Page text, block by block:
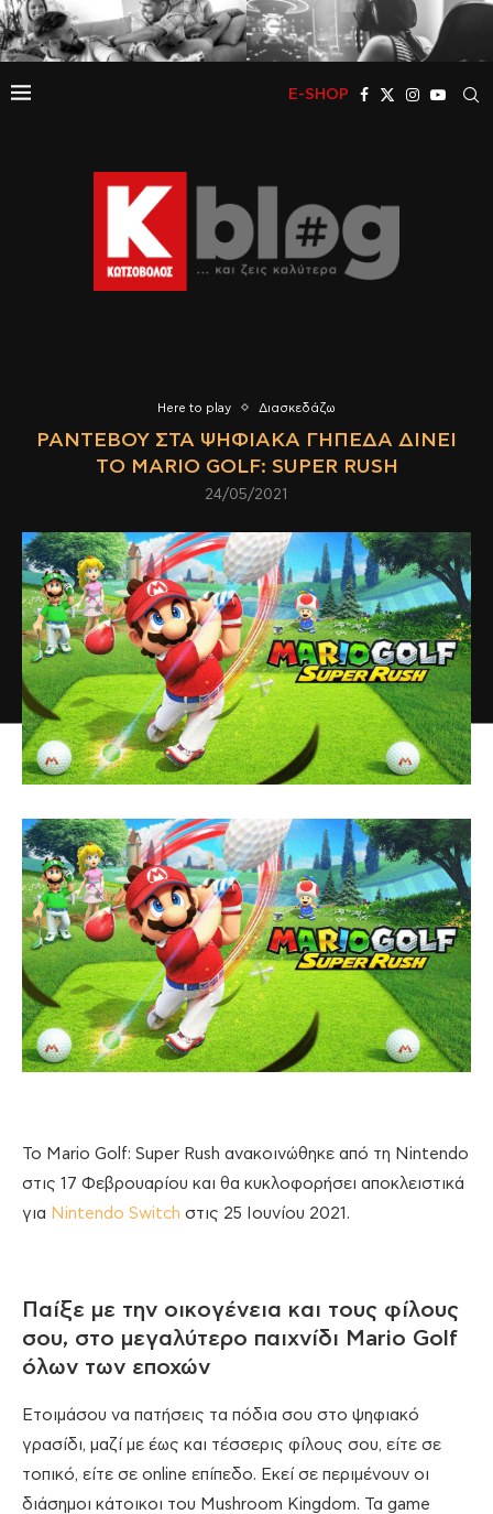
E-SHOP
Here to play Διασκεδάζω
ΡΑΝΤΕΒΟΎ ΣΤΑ ΨΗΦΙΑΚΆ ΓΉΠΕΔΑ ΔΊΝΕΙ
ΤΟ MARIO GOLF: SUPER RUSH
24/05/2021
To Mario Golf: Super Rush ανακοινώθηκε από τη Nintendo
στις 17 Φεβρουαρίου και θα κυκλοφορήσει αποκλειστικά
για Nintendo Switch στις 25 Ιουνίου 2021.
Παίξε με την οικογένεια και τους φίλους
σου, στο μεγαλύτερο παιχνίδι Mario Golf
όλων των εποχών
Ετοιμάσου να πατήσεις τα πόδια σου στο ψηφιακό
γρασίδι, μαζί με έως και τέσσερις φίλους σου, είτε σε
τοπικό, είτε σε online επίπεδο. Εκεί σε περιμένουν οι
διάσημοι κάτοικοι του Mushroom Kingdom. Τα game